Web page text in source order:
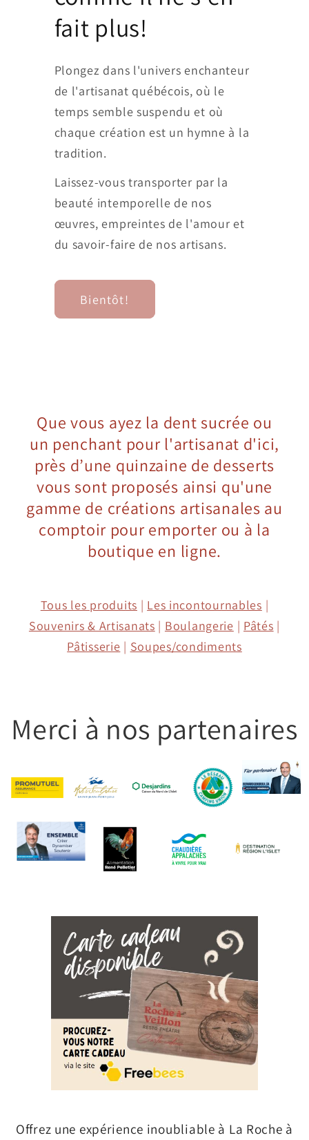
fait plus!
Plongez dans l'univers enchanteur
de l'artisanat québécois, où le
temps semble suspendu et où
chaque création est un hymne à la
tradition.
Laissez-vous transporter par la
beauté intemporelle de nos
œuvres, empreintes de l'amour et
du savoir-faire de nos artisans.
Bientôt!
Que vous ayez la dent sucrée ou
un penchant pour l'artisanat d'ici,
près d’une quinzaine de desserts
vous sont proposés ainsi qu'une
gamme de créations artisanales au
comptoir pour emporter ou à la
boutique en ligne.
Tous les produits | Les incontournables |
Souvenirs & Artisanats | Boulangerie | Pâtés |
Pâtisserie | Soupes/condiments
Merci à nos partenaires
Offrez une expérience inoubliable à La Roche à